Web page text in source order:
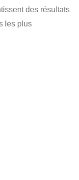
des résultats
les plus